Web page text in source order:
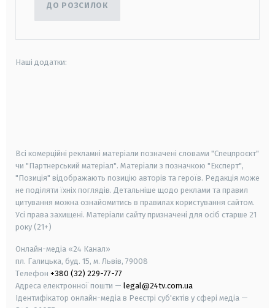
ДО РОЗСИЛОК
Наші додатки:
Всі комерційні рекламні матеріали позначені словами "Спецпроєкт"
чи "Партнерський матеріал". Матеріали з позначкою "Експерт",
"Позиція" відображають позицію авторів та героїв. Редакція може
не поділяти їхніх поглядів. Детальніше щодо реклами та правил
цитування можна ознайомитись в правилах користування сайтом.
Усі права захищені. Матеріали сайту призначені для осіб старше 21
року (21+)
Онлайн-медіа «24 Канал»
пл. Галицька, буд. 15, м. Львів, 79008
Телефон +380 (32) 229-77-77
Адреса електронної пошти — legal@24tv.com.ua
Ідентифікатор онлайн-медіа в Реєстрі суб'єктів у сфері медіа —